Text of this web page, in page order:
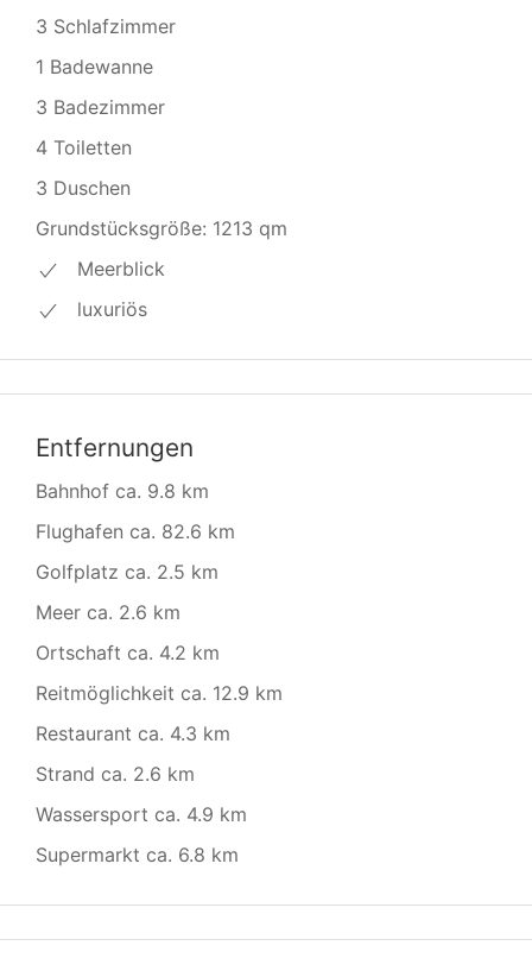
3 Schlafzimmer
1 Badewanne
3 Badezimmer
4 Toiletten
3 Duschen
Grundstücksgröße: 1213 qm
Meerblick
luxuriös
Entfernungen
Bahnhof ca. 9.8 km
Flughafen ca. 82.6 km
Golfplatz ca. 2.5 km
Meer ca. 2.6 km
Ortschaft ca. 4.2 km
Reitmöglichkeit ca. 12.9 km
Restaurant ca. 4.3 km
Strand ca. 2.6 km
Wassersport ca. 4.9 km
Supermarkt ca. 6.8 km